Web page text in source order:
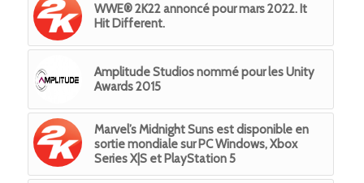
WWE® 2K22 annoncé pour mars 2022. It
Hit Different.
Amplitude Studios nommé pour les Unity
Awards 2015
Marvel’s Midnight Suns est disponible en
sortie mondiale sur PC Windows, Xbox
Series X|S et PlayStation 5